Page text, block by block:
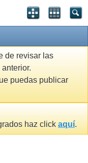
de revisar las
puedas publicar
haz click aquí.